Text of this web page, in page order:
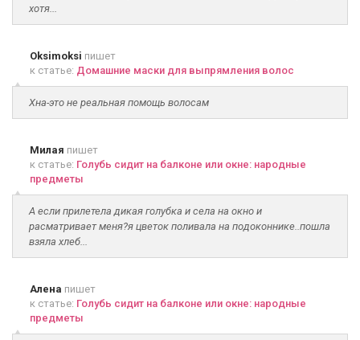
хотя...
Oksimoksi пишет
к статье: Домашние маски для выпрямления волос
Хна-это не реальная помощь волосам
Милая пишет
к статье: Голубь сидит на балконе или окне: народные
предметы
А если прилетела дикая голубка и села на окно и
расматривает меня?я цветок поливала на подоконнике..пошла
взяла хлеб...
Алена пишет
к статье: Голубь сидит на балконе или окне: народные
предметы